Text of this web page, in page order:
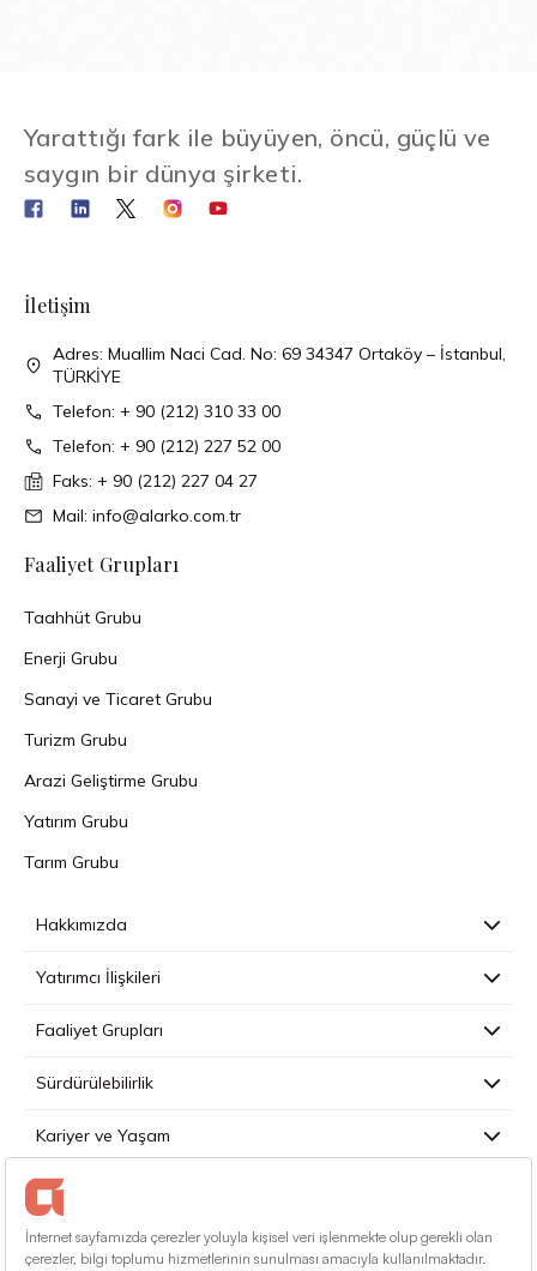
Yarattığı fark ile büyüyen, öncü, güçlü ve
saygın bir dünya şirketi.
İletişim
Adres: Muallim Naci Cad. No: 69 34347 Ortaköy – İstanbul,
TÜRKİYE
Telefon: + 90 (212) 310 33 00
Telefon: + 90 (212) 227 52 00
Faks: + 90 (212) 227 04 27
Mail: info@alarko.com.tr
Faaliyet Grupları
Taahhüt Grubu
Enerji Grubu
Sanayi ve Ticaret Grubu
Turizm Grubu
Arazi Geliştirme Grubu
Yatırım Grubu
Tarım Grubu
Hakkımızda
Yatırımcı İlişkileri
Faaliyet Grupları
Sürdürülebilirlik
Kariyer ve Yaşam
Basın
İletişim